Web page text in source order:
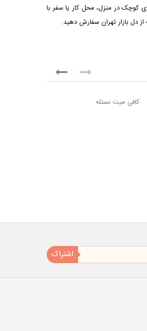
کوچک در منزل، محل کار یا سفر با
از دل بازار تهران سفارش دهید.
کافی میت نستله
اشتراک